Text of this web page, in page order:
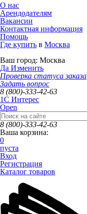
О нас
Арендодателям
Вакансии
Контактная информация
Помощь
Где купить в Москва
Ваш город: Москва
Да Изменить
Проверка статуса заказа
Задать вопрос
8 (800)-333-42-63
1C Интерес
Open
8 (800)-333-42-63
Ваша корзина:
0
пуста
Вход
Регистрация
Каталог товаров